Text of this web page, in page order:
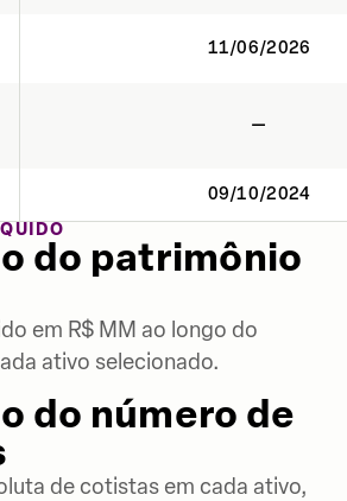
11/06/2026
—
09/10/2024
do patrimônio
em R$ MM ao longo do
ativo selecionado.
do número de
de cotistas em cada ativo,